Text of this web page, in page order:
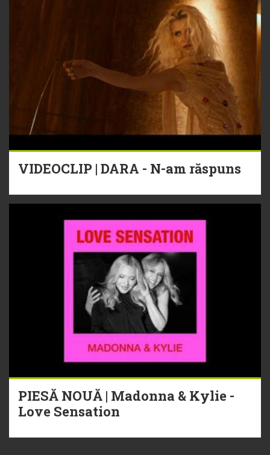
VIDEOCLIP | DARA - N-am răspuns
PIESĂ NOUĂ | Madonna & Kylie -
Love Sensation